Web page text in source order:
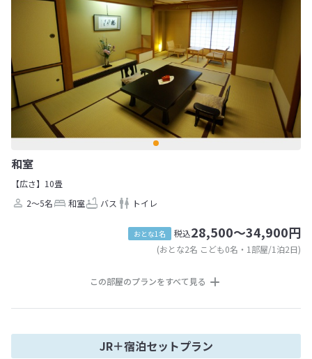
和室
【広さ】10畳
2～5名
和室 バス トイレ
おとな1名 税込28,500～34,900円
(おとな2名 こども0名・1部屋/1泊2日)
この部屋のプランをすべて見る
JR＋宿泊セットプラン